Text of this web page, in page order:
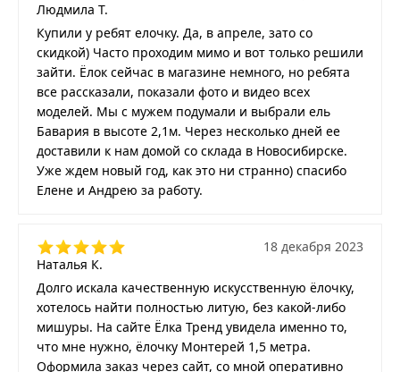
Людмила Т.
Купили у ребят елочку. Да, в апреле, зато со
скидкой) Часто проходим мимо и вот только решили
зайти. Ёлок сейчас в магазине немного, но ребята
все рассказали, показали фото и видео всех
моделей. Мы с мужем подумали и выбрали ель
Бавария в высоте 2,1м. Через несколько дней ее
доставили к нам домой со склада в Новосибирске.
Уже ждем новый год, как это ни странно) спасибо
Елене и Андрею за работу.
Наталья К.
18 декабря 2023
Долго искала качественную искусственную ёлочку,
хотелось найти полностью литую, без какой-либо
мишуры. На сайте Ёлка Тренд увидела именно то,
что мне нужно, ёлочку Монтерей 1,5 метра.
Оформила заказ через сайт, со мной оперативно